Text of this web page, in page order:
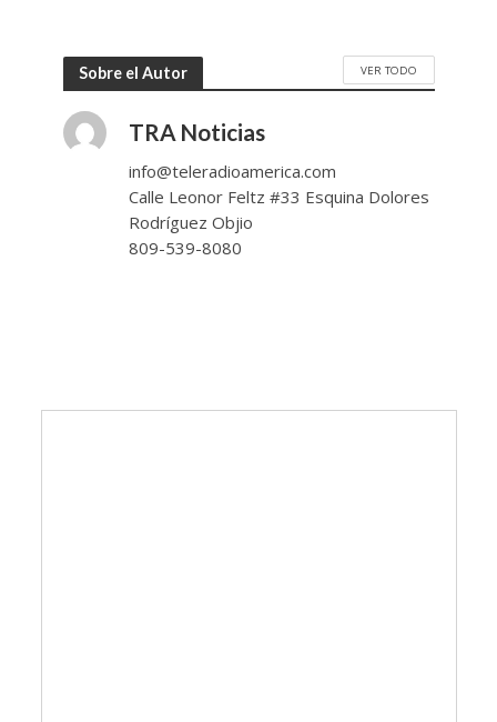
Sobre el Autor VER TODO
TRA Noticias
info@teleradioamerica.com
Calle Leonor Feltz #33 Esquina Dolores
Rodríguez Objio
809-539-8080